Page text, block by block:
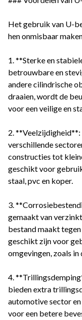
Het gebruik van U-
hen onmisbaar
1. **Sterke en
betrouwbare en
andere cilindrische
draaien, wordt de
voor een veilige en
2.
verschillende
constructies tot
geschikt voor
staal, pvc en koper.
3.
gemaakt van
bestand maakt
geschikt zijn voor
omgevingen, zoals
4.
bieden extra
automotive sector
voor een betere